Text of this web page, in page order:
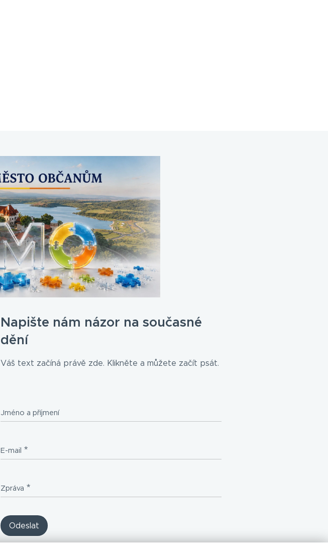
Napište nám názor na současné
dění
Váš text začíná právě zde. Klikněte a můžete začít psát.
Jméno a příjmení
E-mail
Zpráva
Odeslat